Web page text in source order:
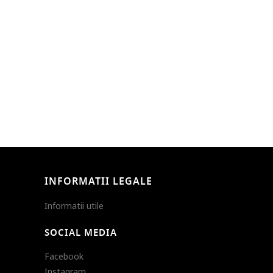
INFORMATII LEGALE
Informatii utile
SOCIAL MEDIA
Facebook